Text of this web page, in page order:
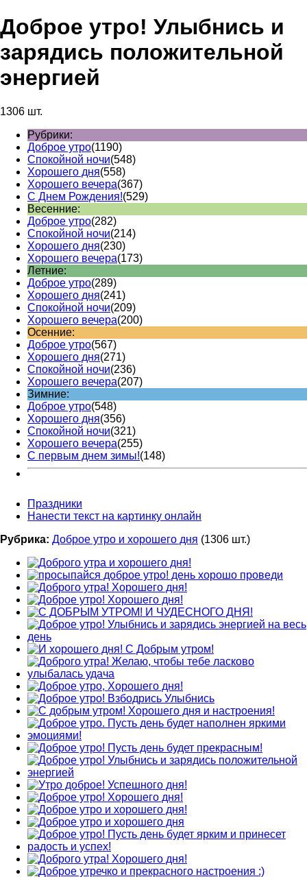
Доброе утро! Улыбнись и
зарядись положительной
энергией
1306 шт.
Рубрики:
Доброе утро(1190)
Спокойной ночи(548)
Хорошего дня(558)
Хорошего вечера(367)
С Днем Рождения!(529)
Весенние:
Доброе утро(282)
Спокойной ночи(214)
Хорошего дня(230)
Хорошего вечера(173)
Летние:
Доброе утро(289)
Хорошего дня(241)
Спокойной ночи(209)
Хорошего вечера(200)
Осенние:
Доброе утро(567)
Хорошего дня(271)
Спокойной ночи(236)
Хорошего вечера(207)
Зимние:
Доброе утро(548)
Хорошего дня(356)
Спокойной ночи(321)
Хорошего вечера(255)
С первым днем зимы!(148)
Праздники
Нанести текст на картинку онлайн
Рубрика: Доброе утро и хорошего дня (1306 шт.)